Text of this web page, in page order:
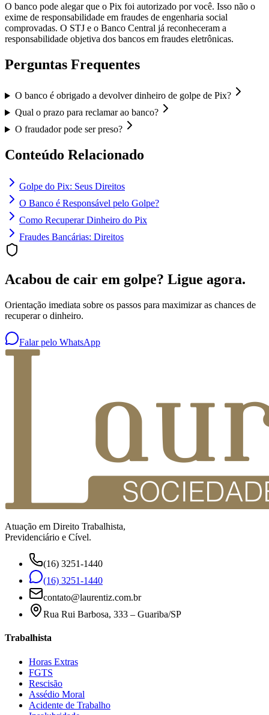
O banco pode alegar que o Pix foi autorizado por você. Isso não o
exime de responsabilidade em fraudes de engenharia social
comprovadas. O STJ e o Banco Central já reconheceram a
responsabilidade objetiva dos bancos em fraudes eletrônicas.
Perguntas Frequentes
O banco é obrigado a devolver dinheiro de golpe de Pix?
Qual o prazo para reclamar ao banco?
O fraudador pode ser preso?
Conteúdo Relacionado
Golpe do Pix: Seus Direitos
O Banco é Responsável pelo Golpe?
Como Recuperar Dinheiro do Pix
Fraudes Bancárias: Direitos
Acabou de cair em golpe? Ligue agora.
Orientação imediata sobre os passos para maximizar as chances de
recuperar o dinheiro.
Falar pelo WhatsApp
Atuação em Direito Trabalhista,
Previdenciário e Cível.
(16) 3251-1440
(16) 3251-1440
contato@laurentiz.com.br
Rua Rui Barbosa, 333 – Guariba/SP
Trabalhista
Horas Extras
FGTS
Rescisão
Assédio Moral
Acidente de Trabalho